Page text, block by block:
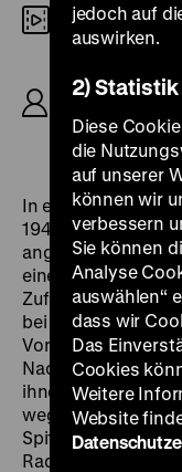
35mm
Stahl, 100‘
In einem
1944 wird Jakob
angeblicher
einem Posten zum
Zufall kommt er
bei der
Vormarsch der
Nachricht an seine
ihnen Mut zu
wegen seiner
Spitzel halten. So
Radio versteckt zu
jedoch auf
auswirken.
2)
Diese
die
auf unserer
können wir
verbessern
Sie können
Analyse
auswählen“
dass wir
Das
Cookies
Weitere
Website